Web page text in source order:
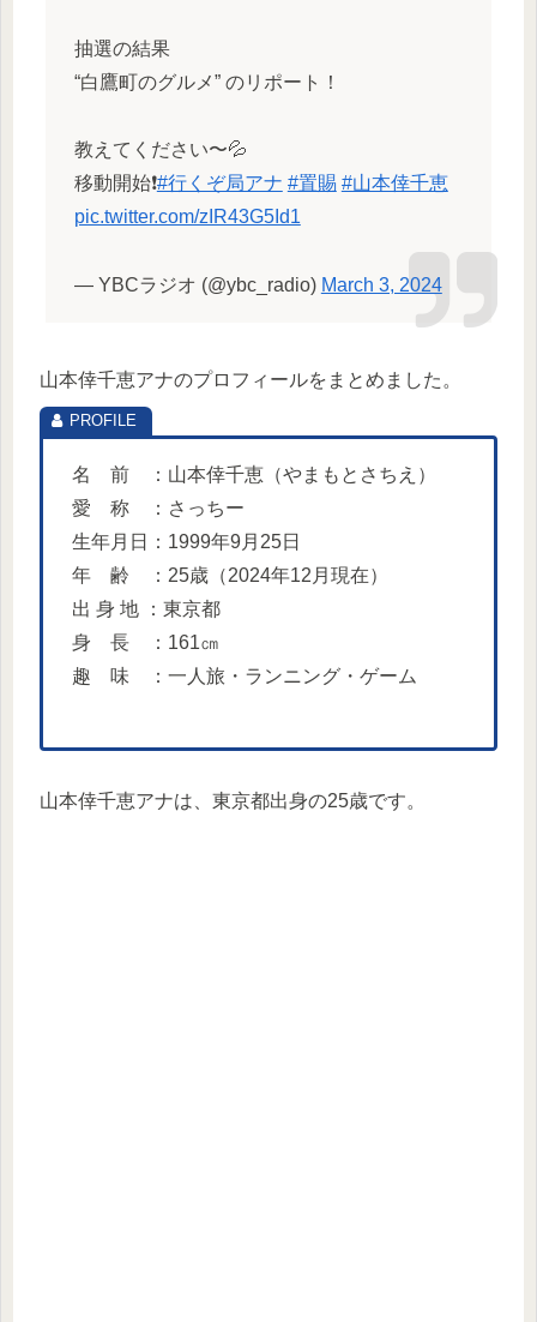
抽選の結果
“白鷹町のグルメ” のリポート！
教えてください〜💦
移動開始❗️#行くぞ局アナ #置賜 #山本倖千恵
pic.twitter.com/zIR43G5Id1
— YBCラジオ (@ybc_radio) March 3, 2024
山本倖千恵アナのプロフィールをまとめました。
名 前 ：山本倖千恵（やまもとさちえ）
愛 称 ：さっちー
生年月日：1999年9月25日
年 齢 ：25歳（2024年12月現在）
出 身 地 ：東京都
身 長 ：161㎝
趣 味 ：一人旅・ランニング・ゲーム
山本倖千恵アナは、東京都出身の25歳です。